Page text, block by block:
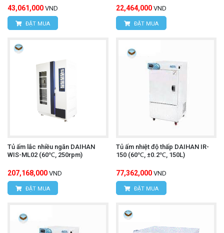
43,061,000 VND
ĐẶT MUA
22,464,000 VND
ĐẶT MUA
Tủ ấm lắc nhiều ngăn DAIHAN
WIS-ML02 (60℃, 250rpm)
207,168,000 VND
ĐẶT MUA
Tủ ấm nhiệt độ thấp DAIHAN IR-
150 (60℃, ±0.2℃, 150L)
77,362,000 VND
ĐẶT MUA